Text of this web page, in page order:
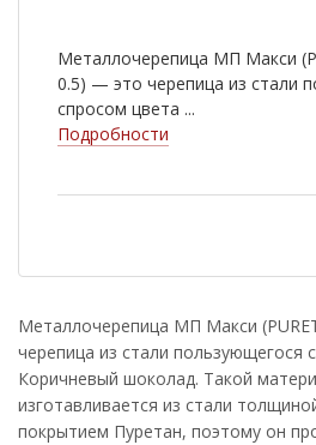
Металлочерепица МП Макси
0.5) — это черепица из стали
спросом цвета ...
Подробности
Металлочерепица МП Макси
черепица из стали пользующегося
Коричневый шоколад. Такой
изготавливается из стали
покрытием Пуретан, поэтому он